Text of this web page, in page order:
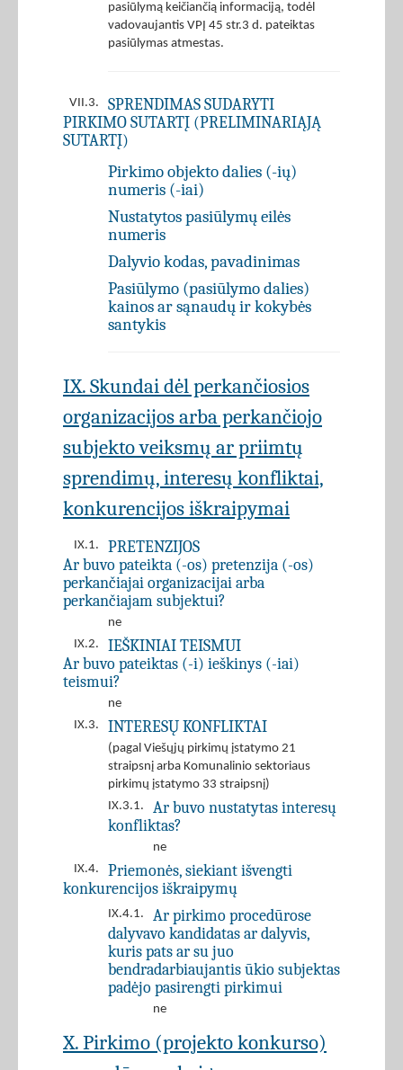
pasiūlymą keičiančią informaciją, todėl
vadovaujantis VPĮ 45 str.3 d. pateiktas
pasiūlymas atmestas.
VII.3.
SPRENDIMAS SUDARYTI
PIRKIMO SUTARTĮ (PRELIMINARIĄJĄ
SUTARTĮ)
Pirkimo objekto dalies (-ių)
numeris (-iai)
Nustatytos pasiūlymų eilės
numeris
Dalyvio kodas, pavadinimas
Pasiūlymo (pasiūlymo dalies)
kainos ar sąnaudų ir kokybės
santykis
IX. Skundai dėl perkančiosios
organizacijos arba perkančiojo
subjekto veiksmų ar priimtų
sprendimų, interesų konfliktai,
konkurencijos iškraipymai
IX.1.
PRETENZIJOS
Ar buvo pateikta (-os) pretenzija (-os)
perkančiajai organizacijai arba
perkančiajam subjektui?
ne
IX.2.
IEŠKINIAI TEISMUI
Ar buvo pateiktas (-i) ieškinys (-iai)
teismui?
ne
IX.3.
INTERESŲ KONFLIKTAI
(pagal Viešųjų pirkimų įstatymo 21
straipsnį arba Komunalinio sektoriaus
pirkimų įstatymo 33 straipsnį)
IX.3.1.
Ar buvo nustatytas interesų
konfliktas?
ne
IX.4.
Priemonės, siekiant išvengti
konkurencijos iškraipymų
IX.4.1.
Ar pirkimo procedūrose
dalyvavo kandidatas ar dalyvis,
kuris pats ar su juo
bendradarbiaujantis ūkio subjektas
padėjo pasirengti pirkimui
ne
X. Pirkimo (projekto konkurso)